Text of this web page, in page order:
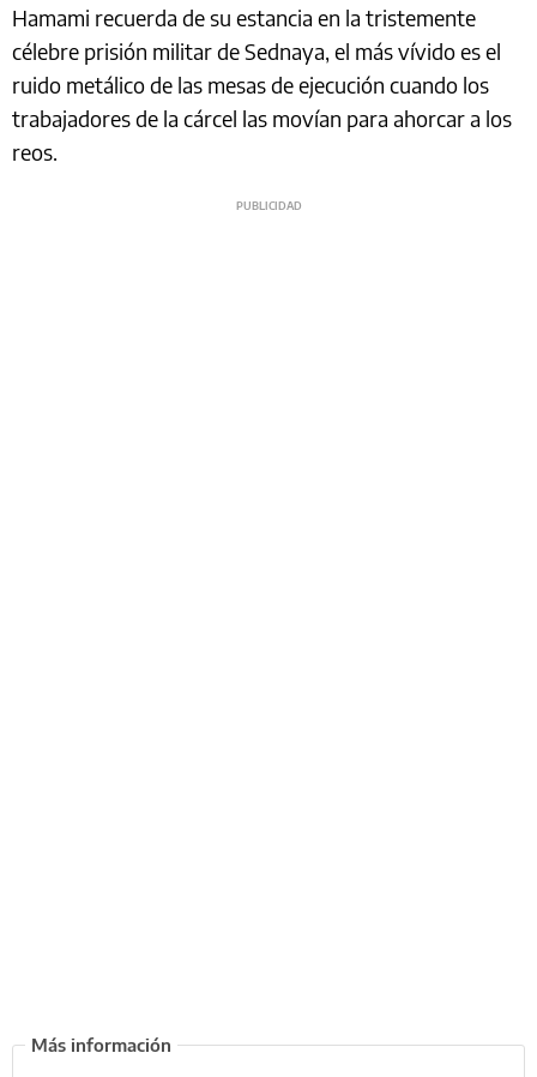
Hamami recuerda de su estancia en la tristemente
célebre prisión militar de Sednaya, el más vívido es el
ruido metálico de las mesas de ejecución cuando los
trabajadores de la cárcel las movían para ahorcar a los
reos.